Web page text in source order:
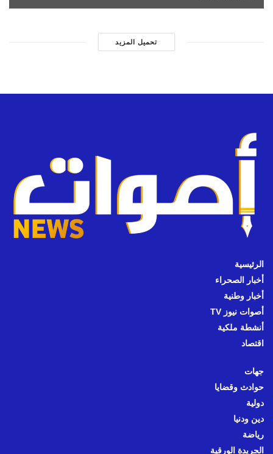
تحميل المزيد
الرئيسية
أخبار الصحراء
أخبار وطنية
أصوات نيوز TV
أنشطة ملكية
اقتصاد
جهات
حوادث وقضايا
دولية
دين ودنيا
رياضة
الجريدة الورقية